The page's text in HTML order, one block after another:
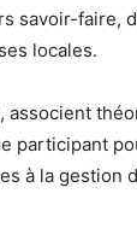
savoir-faire,
locales.
associent
participant
à la gestion